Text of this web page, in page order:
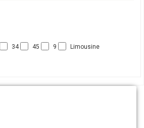
34 45 9
Limousine